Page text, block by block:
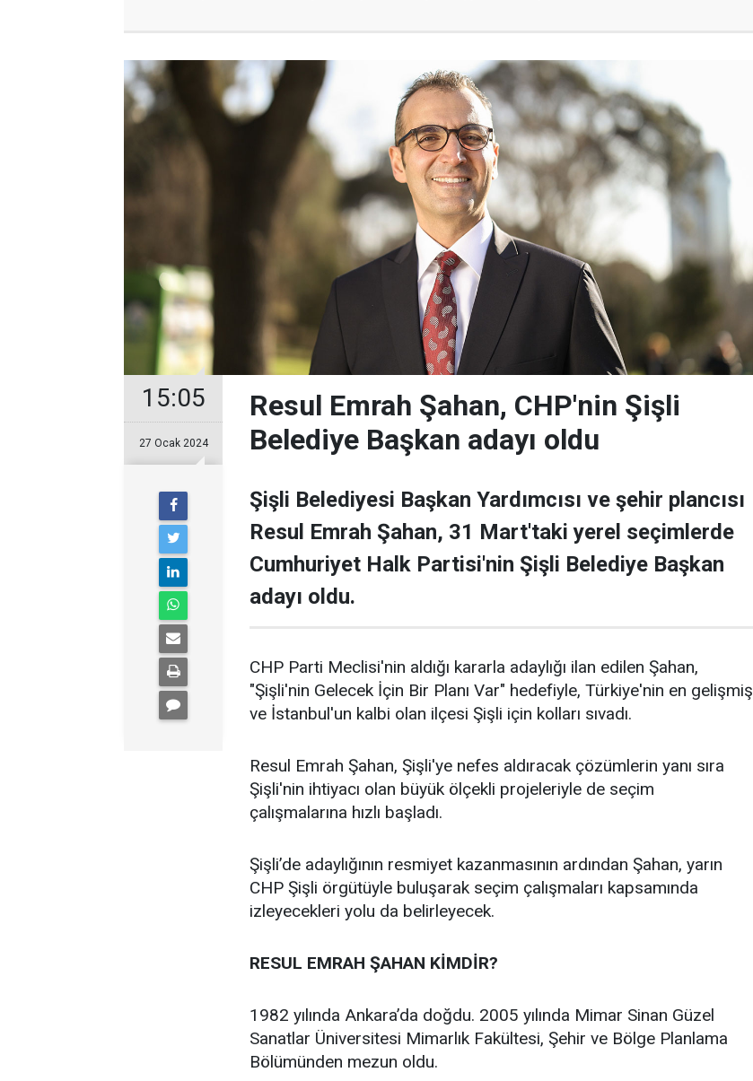
15:05
27 Ocak 2024
Resul Emrah Şahan, CHP'nin Şişli
Belediye Başkan adayı oldu
Şişli Belediyesi Başkan Yardımcısı ve şehir plancısı
Resul Emrah Şahan, 31 Mart'taki yerel seçimlerde
Cumhuriyet Halk Partisi'nin Şişli Belediye Başkan
adayı oldu.
CHP Parti Meclisi'nin aldığı kararla adaylığı ilan edilen Şahan,
"Şişli'nin Gelecek İçin Bir Planı Var" hedefiyle, Türkiye'nin en gelişmiş
ve İstanbul'un kalbi olan ilçesi Şişli için kolları sıvadı.
Resul Emrah Şahan, Şişli'ye nefes aldıracak çözümlerin yanı sıra
Şişli'nin ihtiyacı olan büyük ölçekli projeleriyle de seçim
çalışmalarına hızlı başladı.
Şişli’de adaylığının resmiyet kazanmasının ardından Şahan, yarın
CHP Şişli örgütüyle buluşarak seçim çalışmaları kapsamında
izleyecekleri yolu da belirleyecek.
RESUL EMRAH ŞAHAN KİMDİR?
1982 yılında Ankara’da doğdu. 2005 yılında Mimar Sinan Güzel
Sanatlar Üniversitesi Mimarlık Fakültesi, Şehir ve Bölge Planlama
Bölümünden mezun oldu.